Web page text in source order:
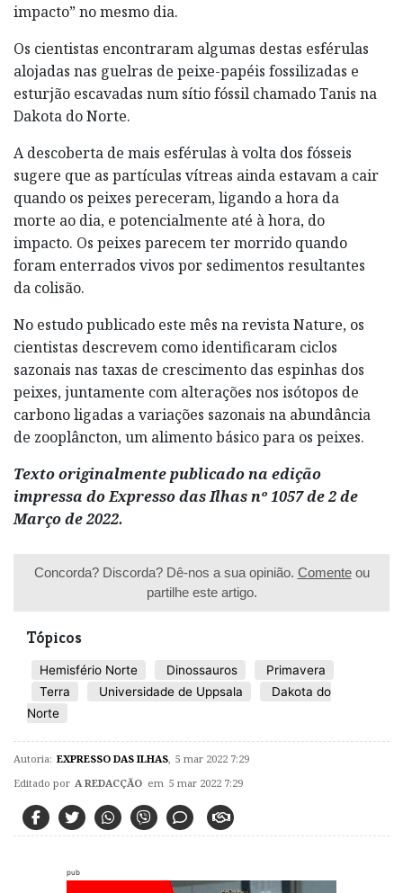
impacto” no mesmo dia.
Os cientistas encontraram algumas destas esférulas
alojadas nas guelras de peixe-papéis fossilizadas e
esturjão escavadas num sítio fóssil chamado Tanis na
Dakota do Norte.
A descoberta de mais esférulas à volta dos fósseis
sugere que as partículas vítreas ainda estavam a cair
quando os peixes pereceram, ligando a hora da
morte ao dia, e potencialmente até à hora, do
impacto. Os peixes parecem ter morrido quando
foram enterrados vivos por sedimentos resultantes
da colisão.
No estudo publicado este mês na revista Nature, os
cientistas descrevem como identificaram ciclos
sazonais nas taxas de crescimento das espinhas dos
peixes, juntamente com alterações nos isótopos de
carbono ligadas a variações sazonais na abundância
de zooplâncton, um alimento básico para os peixes.
Texto originalmente publicado na edição
impressa do Expresso das Ilhas nº 1057 de 2 de
Março de 2022.
Concorda? Discorda? Dê-nos a sua opinião. Comenteou
partilhe este artigo.
Tópicos
Hemisfério Norte Dinossauros
Primavera
Terra
Universidade de Uppsala
Dakota do
Norte
Autoria: EXPRESSO DAS ILHAS 5 mar 2022 7:29
Editado por A REDACÇÃO em 5 mar 2022 7:29
pub